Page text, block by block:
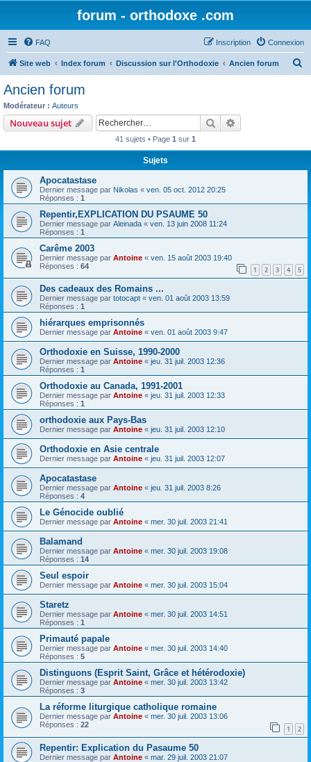
forum - orthodoxe .com
FAQ Connexion
Inscription
Site web Index forum Discussion sur l'Orthodoxie Ancien forum
Ancien forum
Modérateur : Auteurs
Nouveau sujet Rechercher
41 sujets • Page 1 sur 1
Sujets
Apocatastase
Dernier message par Nikolas « ven. 05 oct. 2012 20:25
Réponses : 1
Repentir,EXPLICATION DU PSAUME 50
Dernier message par Aleinada « ven. 13 juin 2008 11:24
Réponses : 1
Carême 2003
Dernier message par Antoine « ven. 15 août 2003 19:40
Réponses : 64 1 2 3 4 5
Des cadeaux des Romains ...
Dernier message par totocapt « ven. 01 août 2003 13:59
Réponses : 1
hiérarques emprisonnés
Dernier message par Antoine « ven. 01 août 2003 9:47
Orthodoxie en Suisse, 1990-2000
Dernier message par Antoine « jeu. 31 juil. 2003 12:36
Réponses : 1
Orthodoxie au Canada, 1991-2001
Dernier message par Antoine « jeu. 31 juil. 2003 12:33
Réponses : 1
orthodoxie aux Pays-Bas
Dernier message par Antoine « jeu. 31 juil. 2003 12:10
Orthodoxie en Asie centrale
Dernier message par Antoine « jeu. 31 juil. 2003 12:07
Apocatastase
Dernier message par Antoine « jeu. 31 juil. 2003 8:26
Réponses : 4
Le Génocide oublié
Dernier message par Antoine « mer. 30 juil. 2003 21:41
Balamand
Dernier message par Antoine « mer. 30 juil. 2003 19:08
Réponses : 14
Seul espoir
Dernier message par Antoine « mer. 30 juil. 2003 15:04
Staretz
Dernier message par Antoine « mer. 30 juil. 2003 14:51
Réponses : 1
Primauté papale
Dernier message par Antoine « mer. 30 juil. 2003 14:40
Réponses : 5
Distinguons (Esprit Saint, Grâce et hétérodoxie)
Dernier message par Antoine « mer. 30 juil. 2003 13:42
Réponses : 3
La réforme liturgique catholique romaine
Dernier message par Antoine « mer. 30 juil. 2003 13:06
Réponses : 22 1 2
Repentir: Explication du Pasaume 50
Dernier message par Antoine « mar. 29 juil. 2003 21:07